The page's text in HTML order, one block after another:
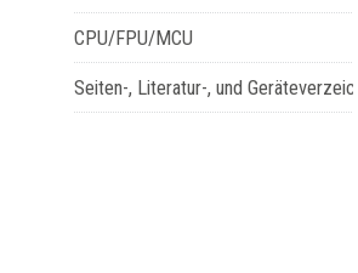
CPU/FPU/MCU
Seiten-, Literatur-, und